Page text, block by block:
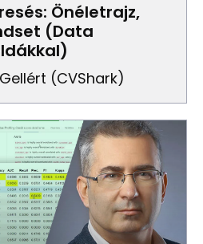
Önéletrajz,
(Data
Gellért (CVShark)